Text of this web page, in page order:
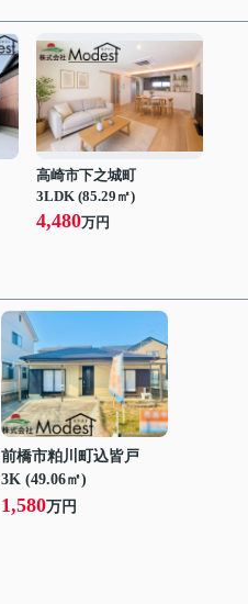
高崎市下之城町
3LDK (85.29㎡)
4,480万円
前橋市粕川町込皆戸
3K (49.06㎡)
1,580万円